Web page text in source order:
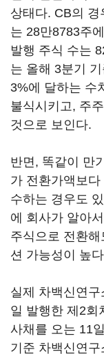
상태다. CB의
는 28만8783주
발행 주식 수는
는 올해 3분기
3%에 달하는 수
불식시키고, 주
것으로 보인다.
반면, 똑같이 만
가 전환가액보
수하는 경우도
에 회사가 알아
주식으로 전환
션 가능성이 높
실제 차백신연
일 발행한 제2회
사채를 오는 11
기준 차백신연